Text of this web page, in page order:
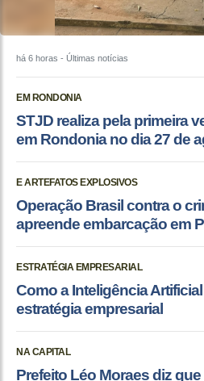
há 6 horas - Últimas notícias
EM RONDONIA
STJD realiza pela primeira
em Rondonia no dia 27 de
E ARTEFATOS EXPLOSIVOS
Operação Brasil contra o
apreende embarcação em
ESTRATÉGIA EMPRESARIAL
Como a Inteligência
estratégia empresarial
NA CAPITAL
Prefeito Léo Moraes diz